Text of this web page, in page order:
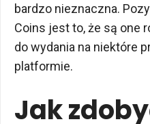
bardzo nieznaczna.
Coins jest to, że są one
do wydania na niektóre
platformie.
Jak